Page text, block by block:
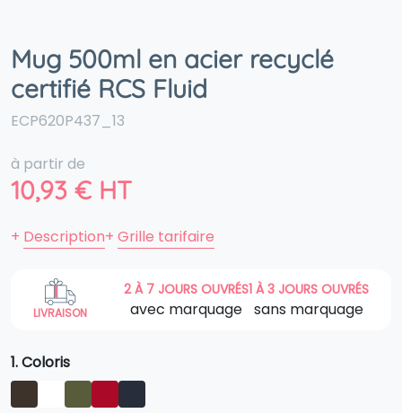
Mug 500ml en acier recyclé
certifié RCS Fluid
ECP620P437_13
à partir de
10,93 € HT
+ Description+ Grille tarifaire
LIVRAISON
2 À 7 JOURS OUVRÉS
avec marquage
1 À 3 JOURS OUVRÉS
sans marquage
1. Coloris